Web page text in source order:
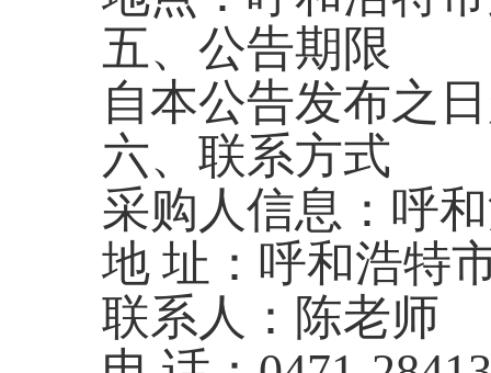
五、公告期限
自本公告发布之
六、联系方式
采购人信息：呼
地 址：呼和浩特
联系人：陈老师